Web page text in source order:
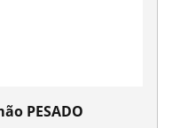
PESADO